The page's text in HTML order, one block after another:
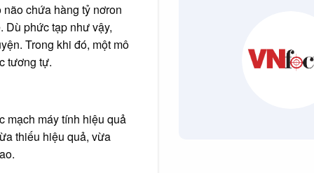
chứa hàng tỷ nơron
Dù phức tạp như vậy,
Trong khi đó, một mô
tương tự.
mạch máy tính hiệu quả
thiếu hiệu quả, vừa